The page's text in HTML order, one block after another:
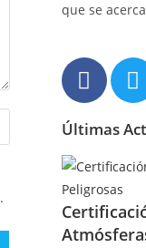
que se
Últimas